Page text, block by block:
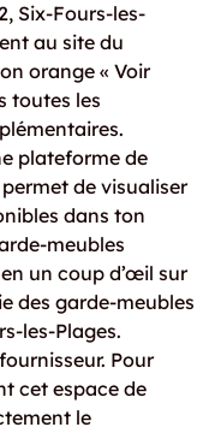
Six-Fours-les-
au site du
orange « Voir
toutes les
plateforme de
de visualiser
dans ton
meubles
un coup d’œil sur
des garde-meubles
les-Plages.
Pour
cet espace de
le